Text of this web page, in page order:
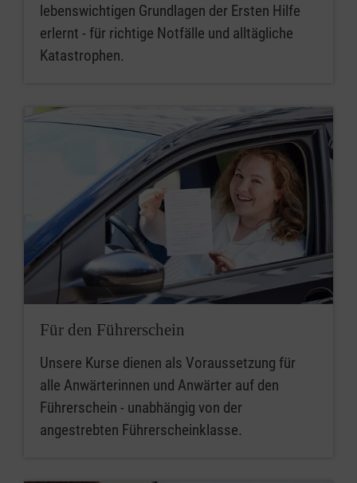
lebenswichtigen Grundlagen der Ersten Hilfe
erlernt - für richtige Notfälle und alltägliche
Katastrophen.
Für den Führerschein
Unsere Kurse dienen als Voraussetzung für
alle Anwärterinnen und Anwärter auf den
Führerschein - unabhängig von der
angestrebten Führerscheinklasse.